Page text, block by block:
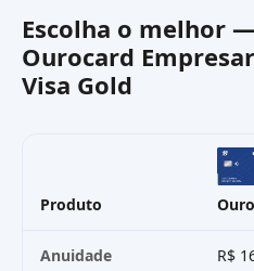
Escolha o melhor
Ourocard
Visa Gold
Produto
Anuidade R$